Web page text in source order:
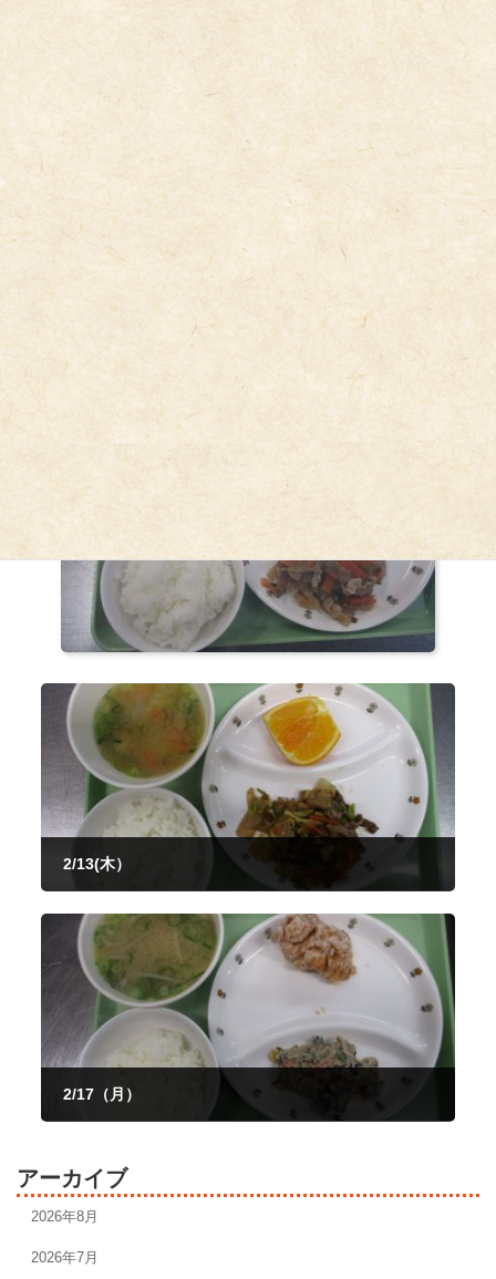
キ
ッ
プ
に
移
動
今日の給食
2025年2月14日
2/14（金）
2/13(木）
2/17（月）
アーカイブ
2026年8月
2026年7月